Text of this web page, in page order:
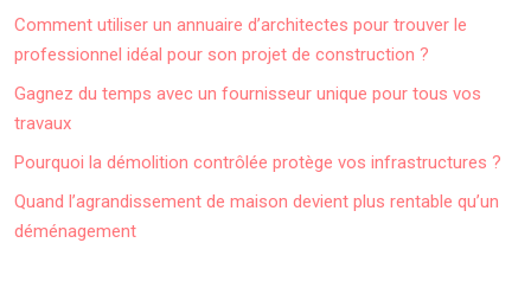
Comment utiliser un annuaire d’architectes pour trouver le
professionnel idéal pour son projet de construction ?
Gagnez du temps avec un fournisseur unique pour tous vos
travaux
Pourquoi la démolition contrôlée protège vos infrastructures ?
Quand l’agrandissement de maison devient plus rentable qu’un
déménagement